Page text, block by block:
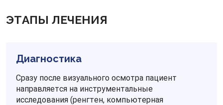
ЭТАПЫ ЛЕЧЕНИЯ
Диагностика
Сразу после визуального осмотра пациент
направляется на инструментальные
исследования (ренгтен, компьютерная